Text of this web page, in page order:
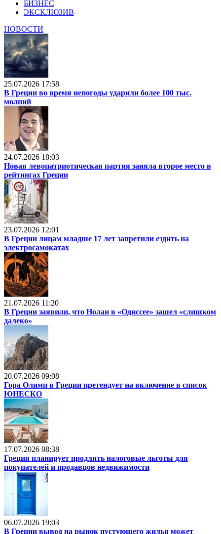
БИЗНЕС
ЭКСКЛЮЗИВ
НОВОСТИ
25.07.2026 17:58
В Греции во время непогоды ударили более 100 тыс.
молний
24.07.2026 18:03
Новая левопатриотическая партия заняла второе место в
рейтингах Греции
23.07.2026 12:01
В Греции лицам младше 17 лет запретили ездить на
электросамокатах
21.07.2026 11:20
В Греции заявили, что Нолан в «Одиссее» зашел «слишком
далеко»
20.07.2026 09:08
Гора Олимп в Греции претендует на включение в список
ЮНЕСКО
17.07.2026 08:38
Греция планирует продлить налоговые льготы для
покупателей и продавцов недвижимости
06.07.2026 19:03
В Греции вывод на рынок пустующего жилья может